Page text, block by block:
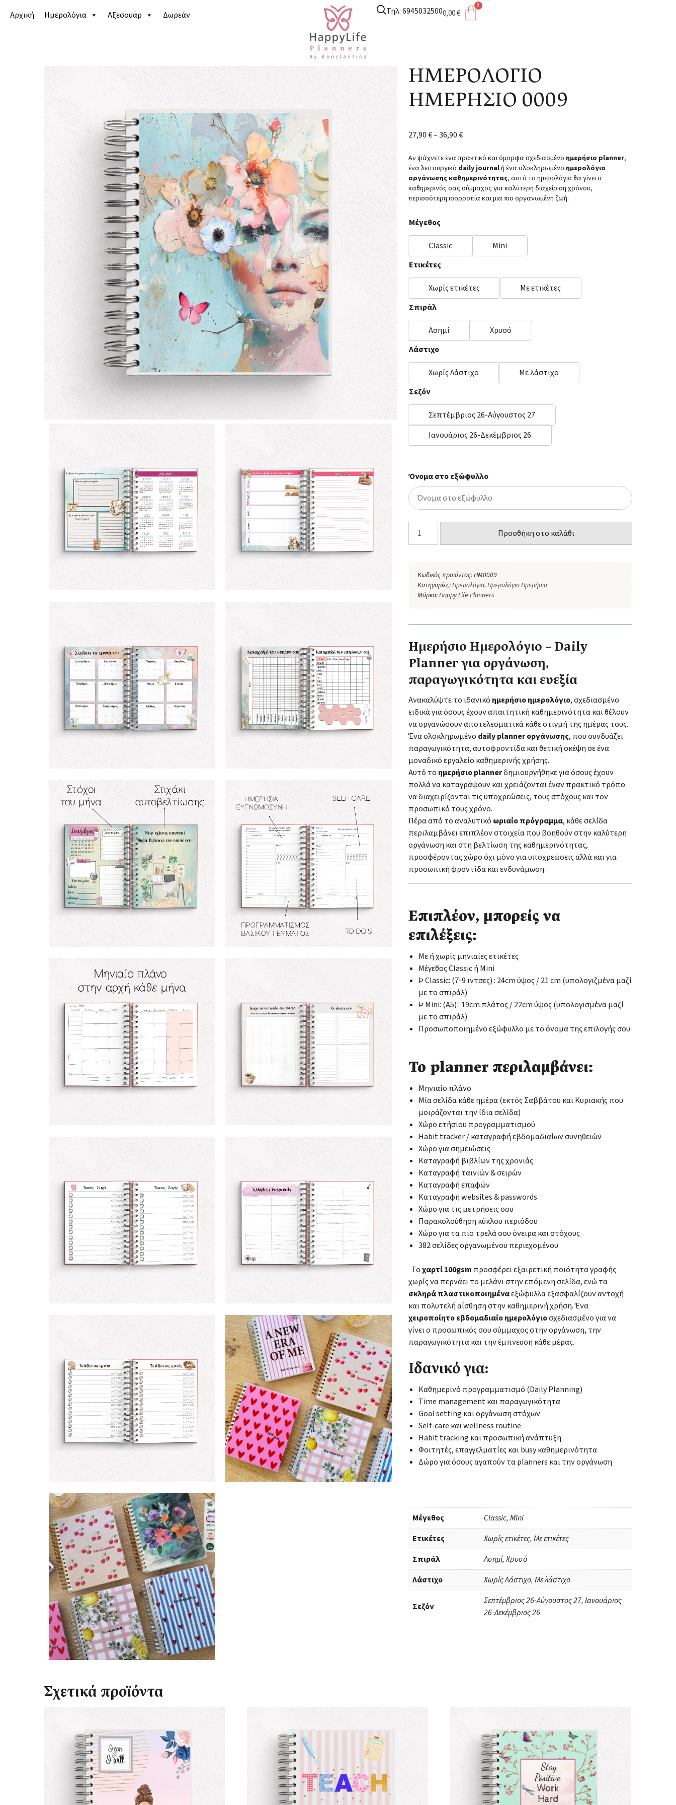
Αρχική Ημερολόγια Αξεσουάρ Δωρεάν Τηλ: 69450325000,00€
Ημερολόγιο Ημερήσιο/ ΗΜΕΡΟΛΟΓΙΟ ΗΜΕΡΗΣΙΟ 0009
ΗΜΕΡΟΛΟΓΙΟ
ΗΜΕΡΗΣΙΟ 0009
27,90€– 36,90€
Αν ψάχνετε ένα πρακτικό και όμορφα σχεδιασμένο ημερήσιο planner,
ένα λειτουργικό daily journalή ένα ολοκληρωμένο ημερολόγιο
οργάνωσης καθημερινότητας, αυτό το ημερολόγιο θα γίνει ο
καθημερινός σας σύμμαχος για καλύτερη διαχείριση χρόνου,
περισσότερη ισορροπία και μια πιο οργανωμένη ζωή.
Μέγεθος
Classic
Mini
Ετικέτες
Χωρίς ετικέτες
Με ετικέτες
Σπιράλ
Ασημί
Χρυσό
Λάστιχο
Χωρίς Λάστιχο
Με λάστιχο
Σεζόν
Σεπτέμβριος 26-Αύγουστος 27
Ιανουάριος 26-Δεκέμβριος 26
Όνομα στο εξώφυλλο
Προσθήκη στο καλάθι
Κωδικός προϊόντος:HM0009
Κατηγορίες:Ημερολόγια,Ημερολόγιο Ημερήσιο
Μάρκα:Happy Life Planners
Ημερήσιο Ημερολόγιο – Daily
Planner για οργάνωση,
παραγωγικότητα και ευεξία
Ανακαλύψτε το ιδανικό ημερήσιο ημερολόγιο, σχεδιασμένο
ειδικά για όσους έχουν απαιτητική καθημερινότητα και θέλουν
να οργανώσουν αποτελεσματικά κάθε στιγμή της ημέρας τους.
Ένα ολοκληρωμένο daily planner οργάνωσης, που συνδυάζει
παραγωγικότητα, αυτοφροντίδα και θετική σκέψη σε ένα
μοναδικό εργαλείο καθημερινής χρήσης.
Αυτό το ημερήσιο plannerδημιουργήθηκε για όσους έχουν
πολλά να καταγράψουν και χρειάζονται έναν πρακτικό τρόπο
να διαχειρίζονται τις υποχρεώσεις, τους στόχους και τον
προσωπικό τους χρόνο.
Πέρα από το αναλυτικό ωριαίο πρόγραμμα, κάθε σελίδα
περιλαμβάνει επιπλέον στοιχεία που βοηθούν στην καλύτερη
οργάνωση και στη βελτίωση της καθημερινότητας,
προσφέροντας χώρο όχι μόνο για υποχρεώσεις αλλά και για
προσωπική φροντίδα και ενδυνάμωση.
Επιπλέον, μπορείς να
επιλέξεις:
Με ή χωρίς μηνιαίες ετικέτες
Μέγεθος Classic ή Mini
Þ Classic: (7-9 ιντσες) : 24cm ύψος / 21 cm (υπολογιζμένα μαζί
με το σπιράλ)
Þ Mini: (Α5) : 19cm πλάτος / 22cm ύψος (υπολογισμένα μαζί
με το σπιράλ)
Προσωποποιημένο εξώφυλλο με το όνομα της επιλογής σου
Το planner περιλαμβάνει:
Μηνιαίο πλάνο
Μία σελίδα κάθε ημέρα (εκτός Σαββάτου και Κυριακής που
μοιράζονται την ίδια σελίδα)
Χώρο ετήσιου προγραμματισμού
Habit tracker / καταγραφή εβδομαδιαίων συνηθειών
Χώρο για σημειώσεις
Καταγραφή βιβλίων της χρονιάς
Καταγραφή ταινιών & σειρών
Καταγραφή επαφών
Καταγραφή websites & passwords
Χώρο για τις μετρήσεις σου
Παρακολούθηση κύκλου περιόδου
Χώρο για τα πιο τρελά σου όνειρα και στόχους
382 σελίδες οργανωμένου περιεχομένου
Τοχαρτί 100gsm προσφέρει εξαιρετική ποιότητα γραφής
χωρίς να περνάει το μελάνι στην επόμενη σελίδα, ενώ τα
σκληρά πλαστικοποιημέναεξώφυλλα εξασφαλίζουν αντοχή
και πολυτελή αίσθηση στην καθημερινή χρήση. Ένα
χειροποίητο εβδομαδιαίο ημερολόγιοσχεδιασμένο για να
γίνει ο προσωπικός σου σύμμαχος στην οργάνωση, την
παραγωγικότητα και την έμπνευση κάθε μέρας.
Ιδανικό για:
Καθημερινό προγραμματισμό (Daily Planning)
Time management και παραγωγικότητα
Goal setting και οργάνωση στόχων
Self-care και wellness routine
Habit tracking και προσωπική ανάπτυξη
Φοιτητές, επαγγελματίες και busy καθημερινότητα
Δώρο για όσους αγαπούν τα planners και την οργάνωση
Μέγεθος
Classic, Mini
Ετικέτες
Χωρίς ετικέτες, Με ετικέτες
Σπιράλ
Ασημί, Χρυσό
Λάστιχο
Χωρίς Λάστιχο, Με λάστιχο
Σεζόν
Σεπτέμβριος 26-Αύγουστος 27, Ιανουάριος
26-Δεκέμβριος 26
Σχετικά προϊόντα